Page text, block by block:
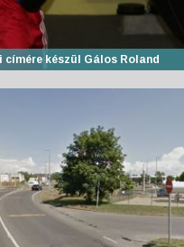
címére készül Gálos Roland